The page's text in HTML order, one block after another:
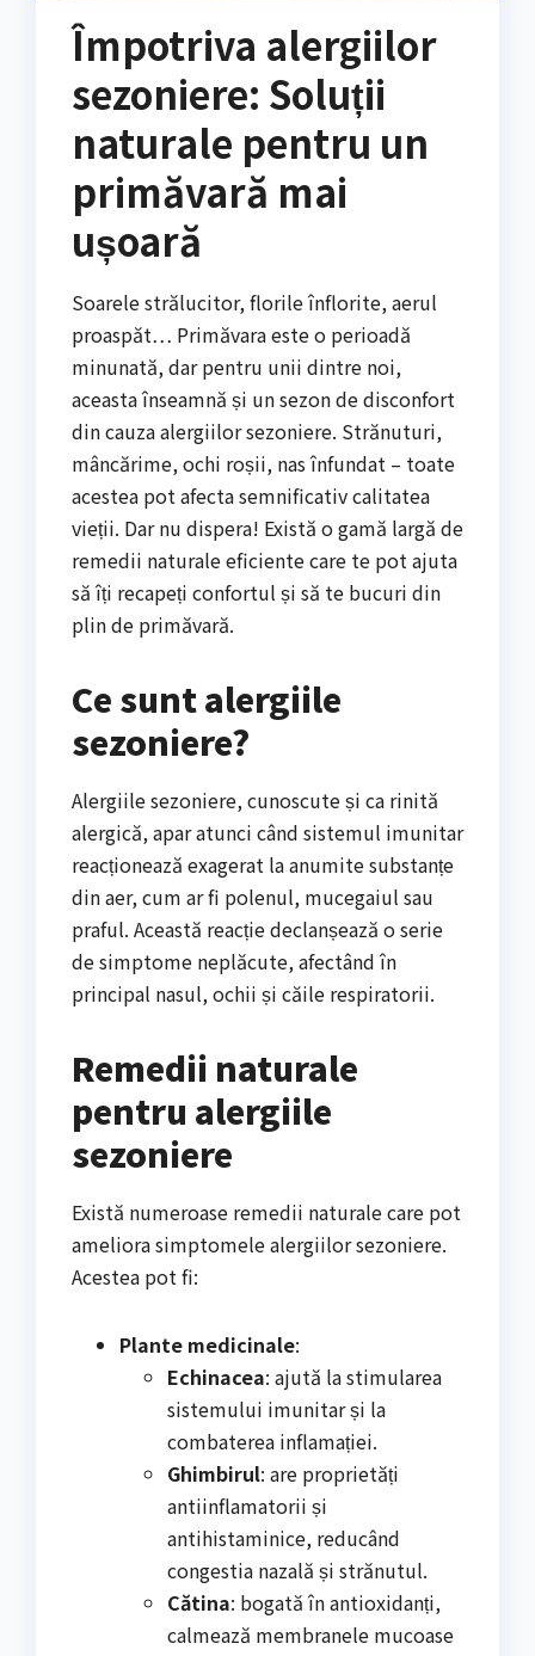
Împotriva alergiilor
sezoniere: Soluții
naturale pentru un
primăvară mai
ușoară
Soarele strălucitor, florile înflorite, aerul
proaspăt… Primăvara este o perioadă
minunată, dar pentru unii dintre noi,
aceasta înseamnă și un sezon de disconfort
din cauza alergiilor sezoniere. Strănuturi,
mâncărime, ochi roșii, nas înfundat – toate
acestea pot afecta semnificativ calitatea
vieții. Dar nu dispera! Există o gamă largă de
remedii naturale eficiente care te pot ajuta
să îți recapeți confortul și să te bucuri din
plin de primăvară.
Ce sunt alergiile
sezoniere?
Alergiile sezoniere, cunoscute și ca rinită
alergică, apar atunci când sistemul imunitar
reacționează exagerat la anumite substanțe
din aer, cum ar fi polenul, mucegaiul sau
praful. Această reacție declanșează o serie
de simptome neplăcute, afectând în
principal nasul, ochii și căile respiratorii.
Remedii naturale
pentru alergiile
sezoniere
Există numeroase remedii naturale care pot
ameliora simptomele alergiilor sezoniere.
Acestea pot fi:
Plante medicinale:
Echinacea: ajută la stimularea
sistemului imunitar și la
combaterea inflamației.
Ghimbirul: are proprietăți
antiinflamatorii și
antihistaminice, reducând
congestia nazală și strănutul.
Cătina: bogată în antioxidanți,
calmează membranele mucoase